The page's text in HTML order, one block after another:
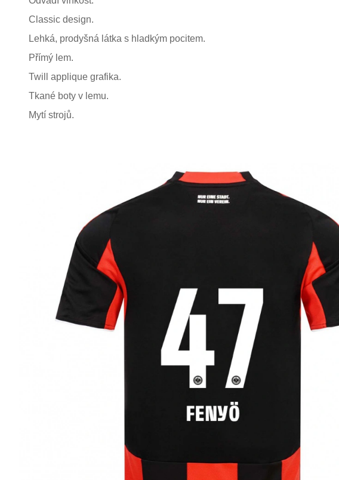
Classic design.
Lehká, prodyšná látka s hladkým pocitem.
Přímý lem.
Twill applique grafika.
Tkané boty v lemu.
Mytí strojů.